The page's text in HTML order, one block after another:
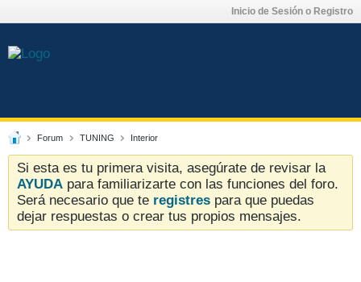
Inicio de Sesión o Registro
Forum TUNING Interior
Si esta es tu primera visita, asegúrate de revisar la
AYUDA para familiarizarte con las funciones del foro.
Será necesario que te registres para que puedas
dejar respuestas o crear tus propios mensajes.